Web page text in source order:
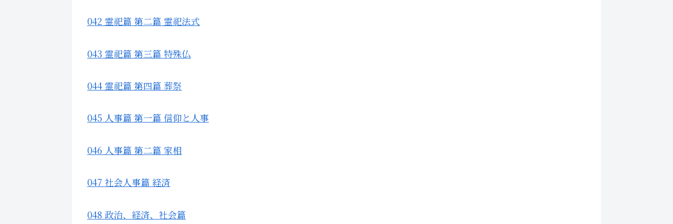
042 霊祀篇 第二篇 霊祀法式
043 霊祀篇 第三篇 特殊仏
044 霊祀篇 第四篇 葬祭
045 人事篇 第一篇 信仰と人事
046 人事篇 第二篇 家相
047 社会人事篇 経済
048 政治、経済、社会篇